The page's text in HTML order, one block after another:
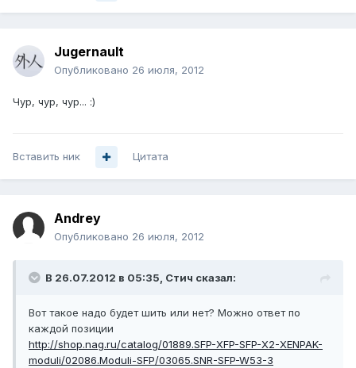
Jugernault
Опубликовано 26 июля, 2012
Чур, чур, чур... :)
Вставить ник Цитата
Аndrey
Опубликовано 26 июля, 2012
В 26.07.2012 в 05:35, Стич сказал:
Вот такое надо будет шить или нет? Можно ответ по
каждой позиции
http://shop.nag.ru/catalog/01889.SFP-XFP-SFP-X2-XENPAK-
moduli/02086.Moduli-SFP/03065.SNR-SFP-W53-3